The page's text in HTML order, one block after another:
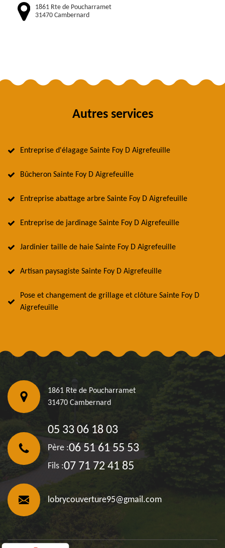
1861 Rte de Poucharramet
31470 Cambernard
Autres services
Entreprise d'élagage Sainte Foy D Aigrefeuille
Bûcheron Sainte Foy D Aigrefeuille
Entreprise abattage arbre Sainte Foy D Aigrefeuille
Entreprise de jardinage Sainte Foy D Aigrefeuille
Jardinier taille de haie Sainte Foy D Aigrefeuille
Artisan paysagiste Sainte Foy D Aigrefeuille
Pose et changement de grillage et clôture Sainte Foy D
Aigrefeuille
1861 Rte de Poucharramet
31470 Cambernard
05 33 06 18 03
Père :06 51 61 55 53
Fils :07 71 72 41 85
lobrycouverture95@gmail.com